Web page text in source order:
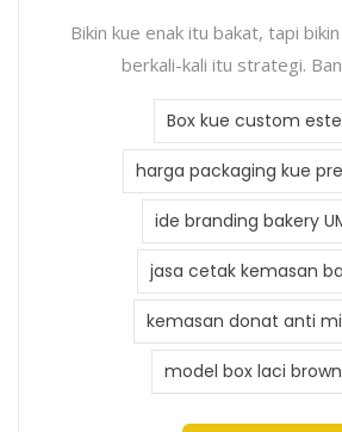
Bikin kue enak itu bakat, tapi
berkali-kali itu strategi.
Box kue custom
harga packaging kue
ide branding bakery
jasa cetak kemasan
kemasan donat anti
model box laci